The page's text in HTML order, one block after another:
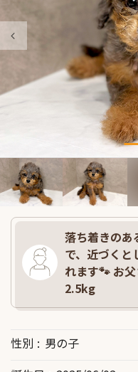
落ち着きのあ
で、近づくと
れます🐾 お
2.5kg
性別
男の子